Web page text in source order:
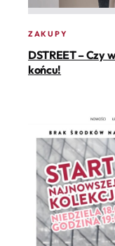
ZAKUPY
DSTREET – Czy
końcu!